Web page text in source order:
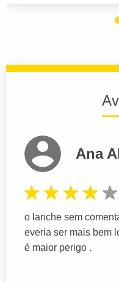
Ana
o lanche sem
everia ser mais bem
é maior perigo .